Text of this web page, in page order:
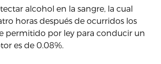
alcohol en la sangre, la cual
horas después de ocurridos los
permitido por ley para conducir un
es de 0.08%.